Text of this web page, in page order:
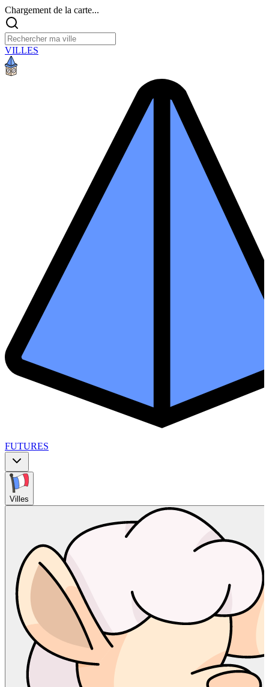
Chargement de la carte...
VILLES
FUTURES
Villes